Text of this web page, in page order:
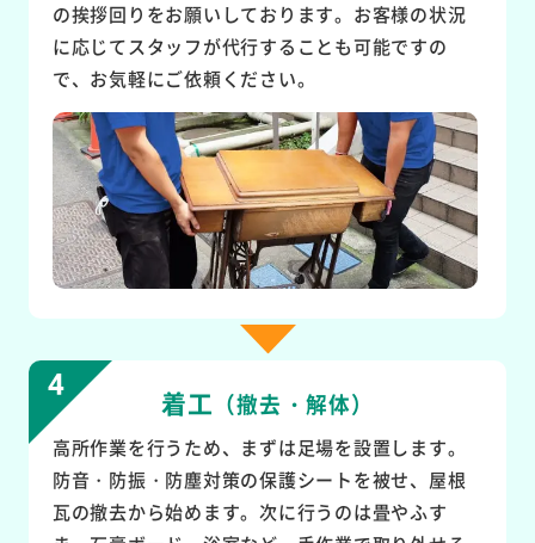
の挨拶回りをお願いしております。お客様の状況
に応じてスタッフが代行することも可能ですの
で、お気軽にご依頼ください。
着工 （撤去・解体）
高所作業を行うため、まずは足場を設置します。
防音・防振・防塵対策の保護シートを被せ、屋根
瓦の撤去から始めます。次に行うのは畳やふす